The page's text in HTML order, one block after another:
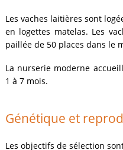
Les vaches laitières sont
en logettes matelas. Les
paillée de 50 places dans le
La nurserie moderne
1 à 7 mois.
Génétique et
Les objectifs de sélection